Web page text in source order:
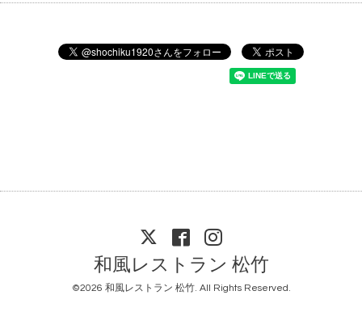
和風レストラン 松竹
©2026 和風レストラン 松竹. All Rights Reserved.